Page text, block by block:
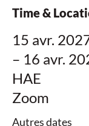
Time &
15 avr.
– 16 avr.
HAE
Zoom
Autres dates